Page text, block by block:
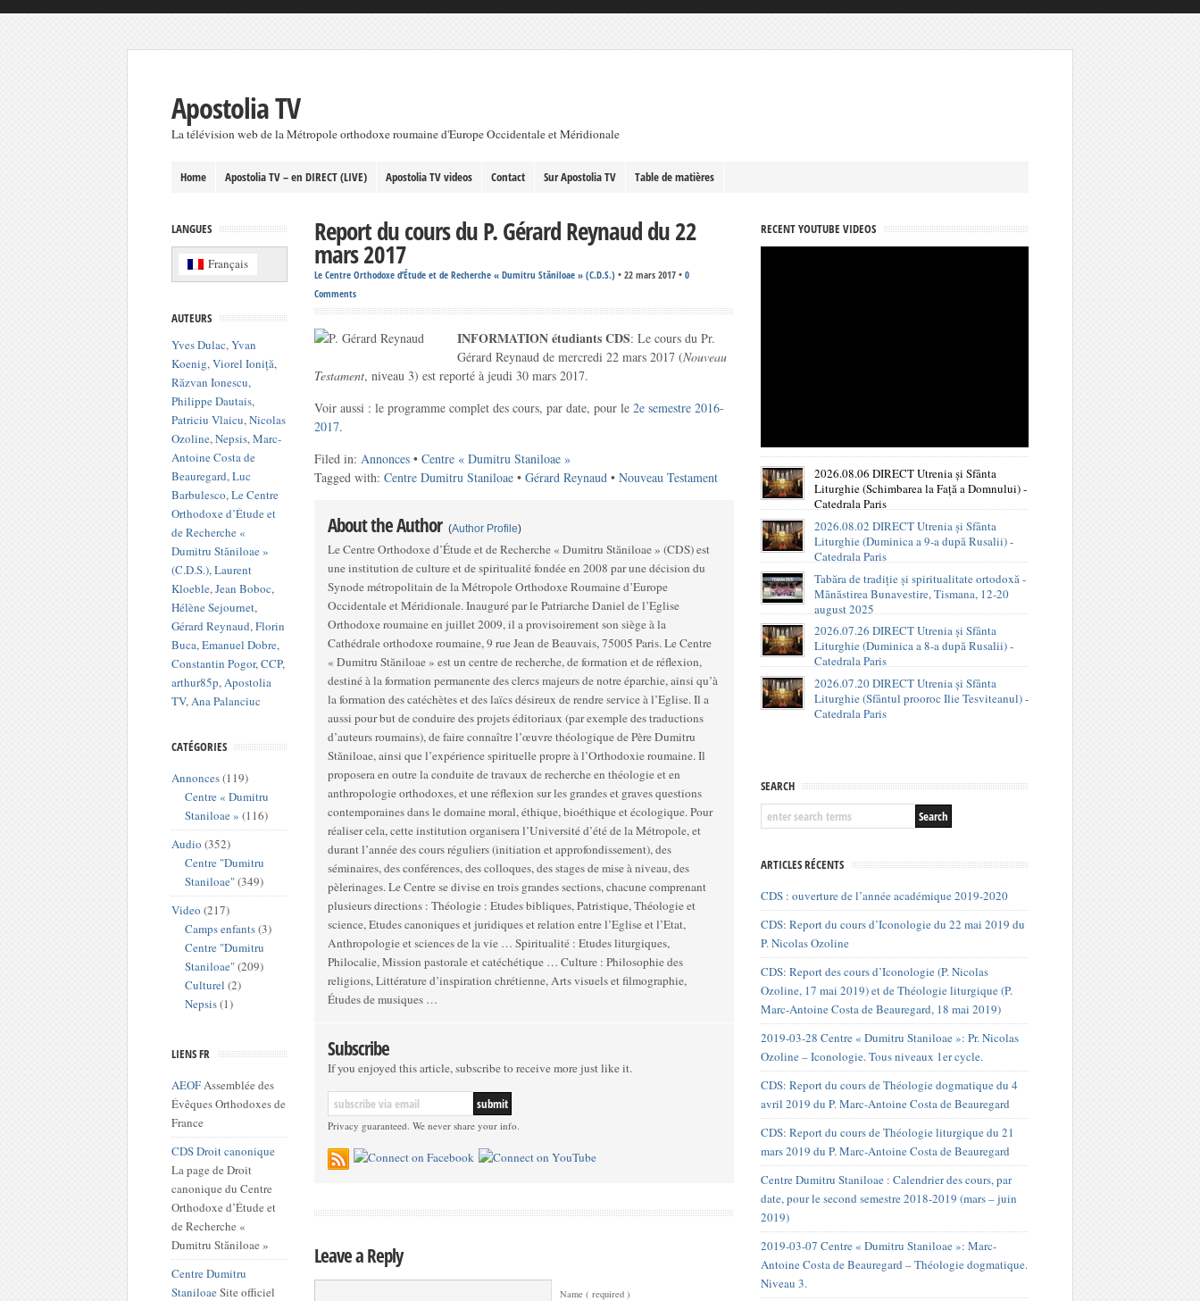
Apostolia TV
La télévision web de la Métropole orthodoxe roumaine d'Europe Occidentale et Méridionale
Home Apostolia TV – en DIRECT (LIVE) Apostolia TV videos Contact Sur Apostolia TV Table de matières
Report du cours du P. Gérard Reynaud du 22
mars 2017
Le Centre Orthodoxe d’Étude et de Recherche « Dumitru Stăniloae » (C.D.S.) •22 mars 2017 •0
Comments
INFORMATION étudiants CDS: Le cours du Pr.
Gérard Reynaud de mercredi 22 mars 2017 (Nouveau
Testament, niveau 3) est reporté à jeudi 30 mars 2017.
Voir aussi : le programme complet des cours, par date, pour le2e semestre 2016-
2017.
Filed in:Annonces •Centre « Dumitru Staniloae »
Tagged with:Centre Dumitru Staniloae •Gérard Reynaud •Nouveau Testament
About the Author (Author Profile)
Le Centre Orthodoxe d’Étude et de Recherche « Dumitru Stăniloae » (CDS) est
une institution de culture et de spiritualité fondée en 2008 par une décision du
Synode métropolitain de la Métropole Orthodoxe Roumaine d’Europe
Occidentale et Méridionale. Inauguré par le Patriarche Daniel de l’Eglise
Orthodoxe roumaine en juillet 2009, il a provisoirement son siège à la
Cathédrale orthodoxe roumaine, 9 rue Jean de Beauvais, 75005 Paris. Le Centre
« Dumitru Stăniloae » est un centre de recherche, de formation et de réflexion,
destiné à la formation permanente des clercs majeurs de notre éparchie, ainsi qu’à
la formation des catéchètes et des laïcs désireux de rendre service à l’Eglise. Il a
aussi pour but de conduire des projets éditoriaux (par exemple des traductions
d’auteurs roumains), de faire connaître l’œuvre théologique de Père Dumitru
Stăniloae, ainsi que l’expérience spirituelle propre à l’Orthodoxie roumaine. Il
proposera en outre la conduite de travaux de recherche en théologie et en
anthropologie orthodoxes, et une réflexion sur les grandes et graves questions
contemporaines dans le domaine moral, éthique, bioéthique et écologique. Pour
réaliser cela, cette institution organisera l’Université d’été de la Métropole, et
durant l’année des cours réguliers (initiation et approfondissement), des
séminaires, des conférences, des colloques, des stages de mise à niveau, des
pèlerinages. Le Centre se divise en trois grandes sections, chacune comprenant
plusieurs directions : Théologie : Etudes bibliques, Patristique, Théologie et
science, Etudes canoniques et juridiques et relation entre l’Eglise et l’Etat,
Anthropologie et sciences de la vie … Spiritualité : Etudes liturgiques,
Philocalie, Mission pastorale et catéchétique … Culture : Philosophie des
religions, Littérature d’inspiration chrétienne, Arts visuels et filmographie,
Études de musiques …
Subscribe
If you enjoyed this article, subscribe to receive more just like it.
Privacy guaranteed. We never share your info.
Leave a Reply
Name ( required )
LANGUES
Français
AUTEURS
Yves Dulac,Yvan
Koenig,Viorel Ioniță,
Răzvan Ionescu,
Philippe Dautais,
Patriciu Vlaicu,Nicolas
Ozoline,Nepsis,Marc-
Antoine Costa de
Beauregard,Luc
Barbulesco,Le Centre
Orthodoxe d’Étude et
de Recherche «
Dumitru Stăniloae »
(C.D.S.),Laurent
Kloeble,Jean Boboc,
Hélène Sejournet,
Gérard Reynaud,Florin
Buca,Emanuel Dobre,
Constantin Pogor,CCP,
arthur85p,Apostolia
TV,Ana Palanciuc
CATÉGORIES
Annonces(119)
Centre « Dumitru
Staniloae » (116)
Audio (352)
Centre "Dumitru
Staniloae"(349)
Video (217)
Camps enfants(3)
Centre "Dumitru
Staniloae"(209)
Culturel (2)
Nepsis(1)
LIENS FR
AEOFAssemblée des
Évêques Orthodoxes de
France
CDS Droit canonique
La page de Droit
canonique du Centre
Orthodoxe d’Étude et
de Recherche «
Dumitru Stăniloae »
Centre Dumitru
StaniloaeSite officiel
RECENT YOUTUBE VIDEOS
2026.08.06 DIRECT Utrenia și Sfânta
Liturghie (Schimbarea la Față a Domnului) -
Catedrala Paris
2026.08.02 DIRECT Utrenia și Sfânta
Liturghie (Duminica a 9-a după Rusalii) -
Catedrala Paris
Tabăra de tradiție și spiritualitate ortodoxă -
Mănăstirea Bunavestire, Tismana, 12-20
august 2025
2026.07.26 DIRECT Utrenia și Sfânta
Liturghie (Duminica a 8-a după Rusalii) -
Catedrala Paris
2026.07.20 DIRECT Utrenia și Sfânta
Liturghie (Sfântul prooroc Ilie Tesviteanul) -
Catedrala Paris
SEARCH
ARTICLES RÉCENTS
CDS : ouverture de l’année académique 2019-2020
CDS: Report du cours d’Iconologie du 22 mai 2019 du
P. Nicolas Ozoline
CDS: Report des cours d’Iconologie (P. Nicolas
Ozoline, 17 mai 2019) et de Théologie liturgique (P.
Marc-Antoine Costa de Beauregard, 18 mai 2019)
2019-03-28 Centre « Dumitru Staniloae »: Pr. Nicolas
Ozoline – Iconologie. Tous niveaux 1er cycle.
CDS: Report du cours de Théologie dogmatique du 4
avril 2019 du P. Marc-Antoine Costa de Beauregard
CDS: Report du cours de Théologie liturgique du 21
mars 2019 du P. Marc-Antoine Costa de Beauregard
Centre Dumitru Staniloae : Calendrier des cours, par
date, pour le second semestre 2018-2019 (mars – juin
2019)
2019-03-07 Centre « Dumitru Staniloae »: Marc-
Antoine Costa de Beauregard – Théologie dogmatique.
Niveau 3.